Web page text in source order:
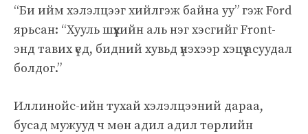
“Би ийм хэлэлцээг хийлгэж байна уу” гэж Ford
ярьсан: “Хууль шүүхийн аль нэг хэсгийг Front-
энд тавих үед, бидний хувьд үнэхээр хэцүү асуудал
болдог.”
Иллинойс-ийн тухай хэлэлцээний дараа,
бусад мужууд ч мөн адил адил төрлийн